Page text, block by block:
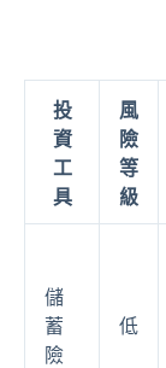
投
資
工
具
風
險
等
級
儲
蓄
險
低